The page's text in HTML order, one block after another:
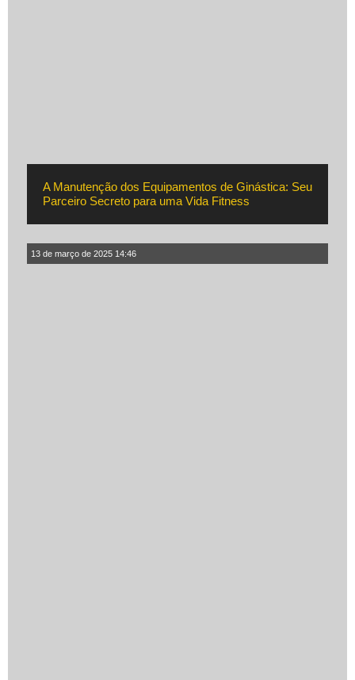
A Manutenção dos Equipamentos de Ginástica: Seu
Parceiro Secreto para uma Vida Fitness
13 de março de 2025 14:46